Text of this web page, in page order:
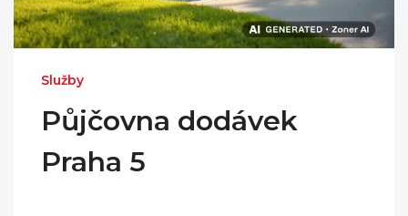
Služby
Půjčovna dodávek
Praha 5